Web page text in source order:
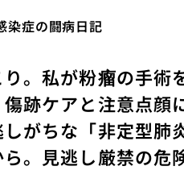
染症の闘病日記
。私が粉瘤の手術
跡ケアと注意点顔
がちな「非定型肺
。見逃し厳禁の危